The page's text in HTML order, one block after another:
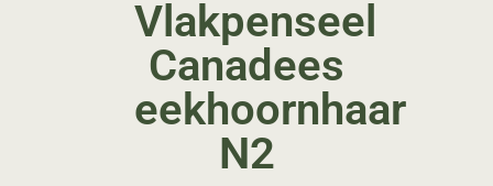
Vlakpenseel
Canadees
eekhoornhaar
N2